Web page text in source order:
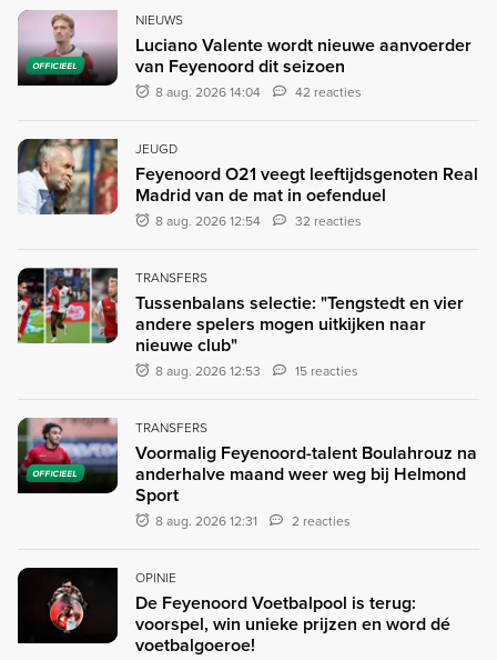
OFFICIEEL
NIEUWS
Luciano Valente wordt nieuwe aanvoerder
van Feyenoord dit seizoen
8 aug. 2026 14:04 42 reacties
JEUGD
Feyenoord O21 veegt leeftijdsgenoten Real
Madrid van de mat in oefenduel
8 aug. 2026 12:54 32 reacties
TRANSFERS
Tussenbalans selectie: "Tengstedt en vier
andere spelers mogen uitkijken naar
nieuwe club"
8 aug. 2026 12:53 15 reacties
OFFICIEEL
TRANSFERS
Voormalig Feyenoord-talent Boulahrouz na
anderhalve maand weer weg bij Helmond
Sport
8 aug. 2026 12:31 2 reacties
OPINIE
De Feyenoord Voetbalpool is terug:
voorspel, win unieke prijzen en word dé
voetbalgoeroe!